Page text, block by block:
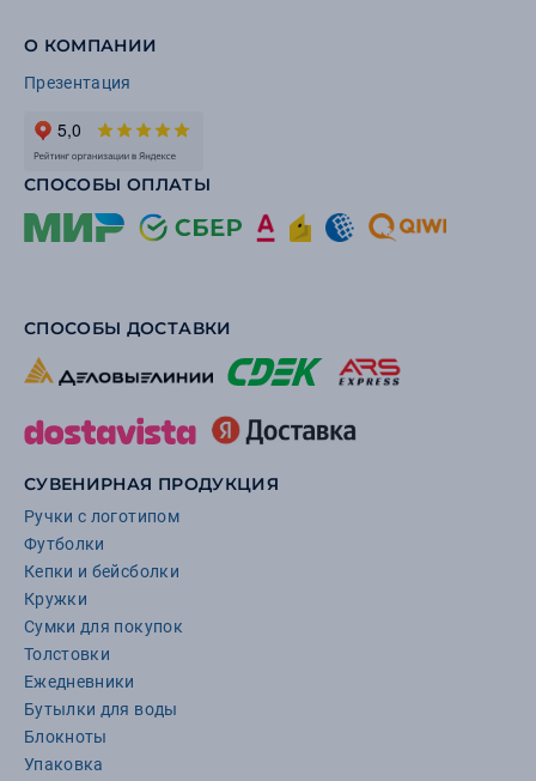
О КОМПАНИИ
Презентация
СПОСОБЫ ОПЛАТЫ
СПОСОБЫ ДОСТАВКИ
СУВЕНИРНАЯ ПРОДУКЦИЯ
Ручки с логотипом
Футболки
Кепки и бейсболки
Кружки
Сумки для покупок
Толстовки
Ежедневники
Бутылки для воды
Блокноты
Упаковка